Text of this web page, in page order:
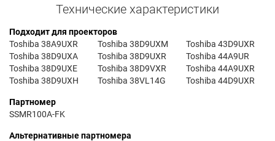
Технические характеристики
Подходит для проекторов
Toshiba 38A9UXR
Toshiba 38D9UXA
Toshiba 38D9UXE
Toshiba 38D9UXH
Toshiba 38D9UXM
Toshiba 38D9UXR
Toshiba 38D9VXR
Toshiba 38VL14G
Toshiba 43D9UXR
Toshiba 44A9UR
Toshiba 44A9UXR
Toshiba 44D9UXR
Партномер
SSMR100A-FK
Альтернативные партномера